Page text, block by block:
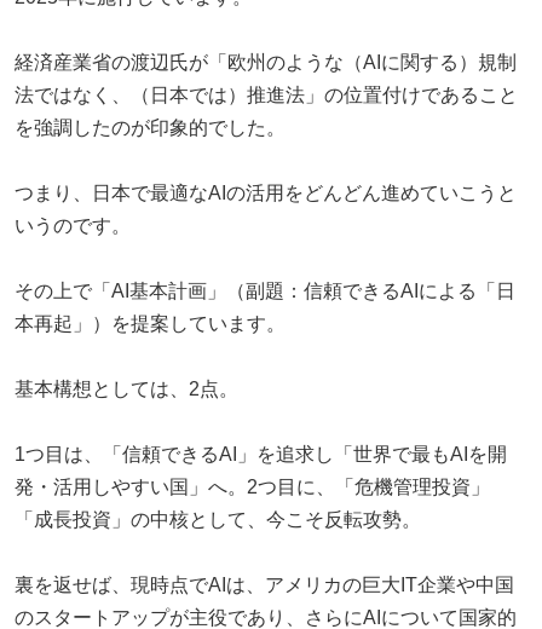
経済産業省の渡辺氏が「欧州のような（AIに関する）規制
法ではなく、（日本では）推進法」の位置付けであること
を強調したのが印象的でした。
つまり、日本で最適なAIの活用をどんどん進めていこうと
いうのです。
その上で「AI基本計画」（副題：信頼できるAIによる「日
本再起」）を提案しています。
基本構想としては、2点。
1つ目は、「信頼できるAI」を追求し「世界で最もAIを開
発・活用しやすい国」へ。2つ目に、「危機管理投資」
「成長投資」の中核として、今こそ反転攻勢。
裏を返せば、現時点でAIは、アメリカの巨大IT企業や中国
のスタートアップが主役であり、さらにAIについて国家的